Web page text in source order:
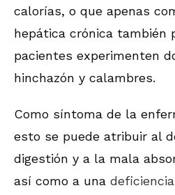
calorías, o que apenas
hepática crónica también
pacientes experimenten
hinchazón y calambres.
Como síntoma de la
esto se puede atribuir al
digestión y a la mala
así como a una